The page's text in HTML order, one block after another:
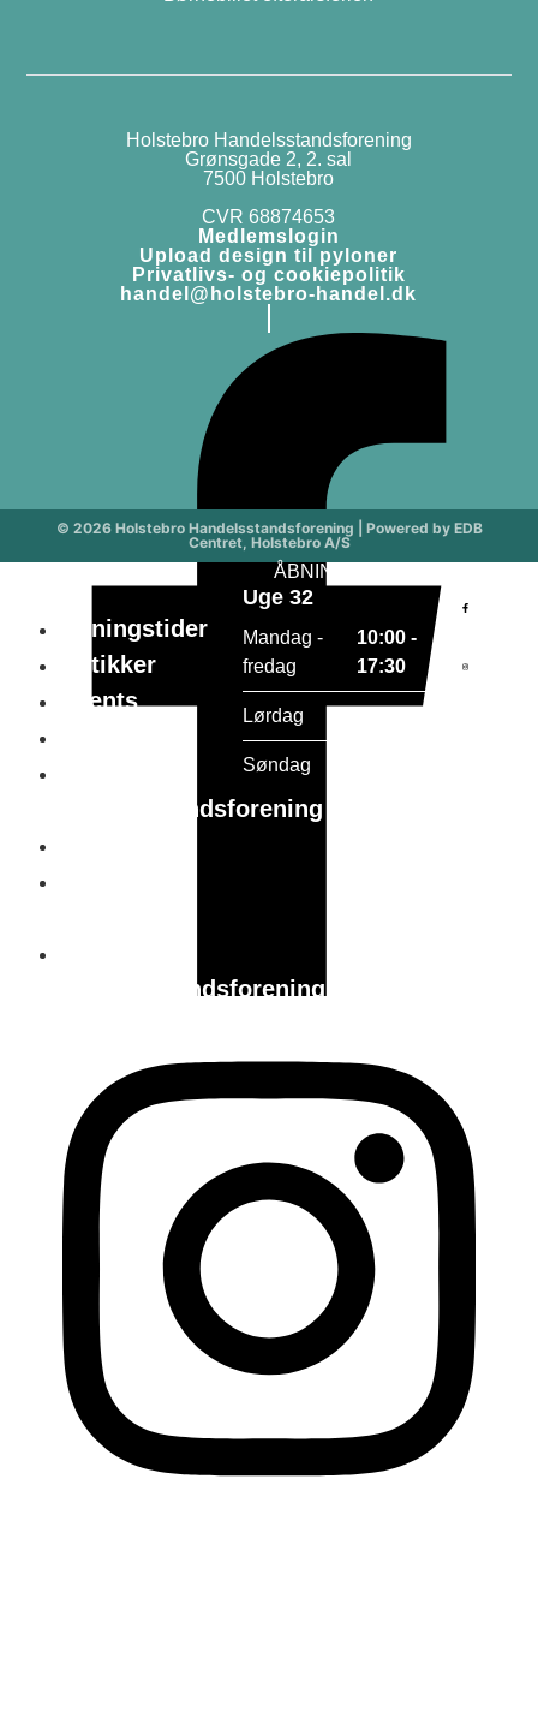
Holstebro Handelsstandsforening
Grønsgade 2, 2. sal
7500 Holstebro
CVR 68874653
Medlemslogin
Upload design til pyloner
Privatlivs- og cookiepolitik
handel@holstebro-handel.dk
© 2026 Holstebro Handelsstandsforening | Powered by EDB
Centret, Holstebro A/S
Åbningstider
Butikker
Events
handelsstandsforening
Handelsstandsforening
ÅBNINGSTIDER
Uge 32
Mandag -
fredag
10:00 -
17:30
Lørdag
Søndag